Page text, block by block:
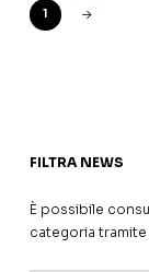
1 Next
FILTRA NEWS
È possibile
categoria tramite